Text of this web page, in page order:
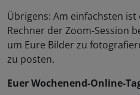
Übrigens: Am einfachsten
Rechner der Zoom-Session
um Eure Bilder zu
zu posten.
Euer Wochenend-Online-